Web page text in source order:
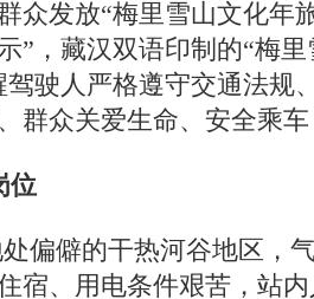
众发放“梅里雪山文化年
”，藏汉双语印制的“梅
驾驶人严格遵守交通法规
群众关爱生命、安全乘
位
偏僻的干热河谷地区，
宿、用电条件艰苦，站